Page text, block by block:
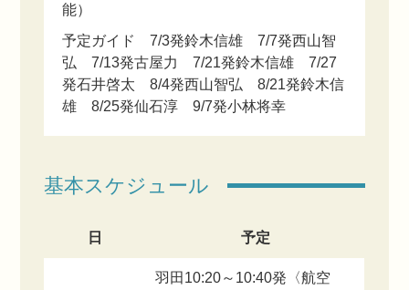
能）
予定ガイド 7/3発鈴木信雄 7/7発西山智
弘 7/13発古屋力 7/21発鈴木信雄 7/27
発石井啓太 8/4発西山智弘 8/21発鈴木信
雄 8/25発仙石淳 9/7発小林将幸
基本スケジュール
日 予定
羽田10:20～10:40発〈航空